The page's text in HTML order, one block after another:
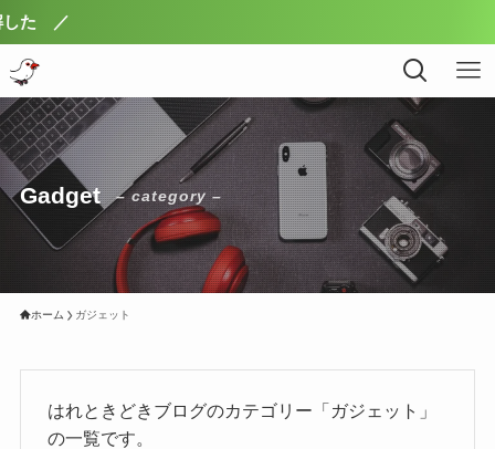
Gadget – category –
ホーム ガジェット
はれときどきブログのカテゴリー「ガジェット」
の一覧です。